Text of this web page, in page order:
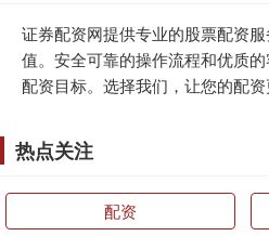
证券配资网提供专业的股票配资
值。安全可靠的操作流程和优质
配资目标。选择我们，让您的配资
热点关注
配资